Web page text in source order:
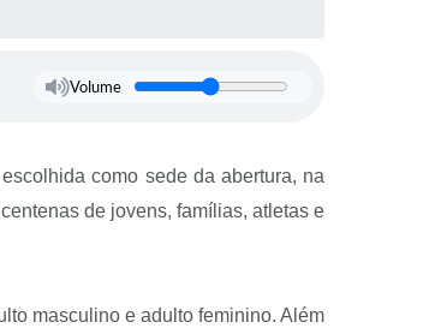
Volume
como sede da abertura, na
de jovens, famílias, atletas e
masculino e adulto feminino. Além